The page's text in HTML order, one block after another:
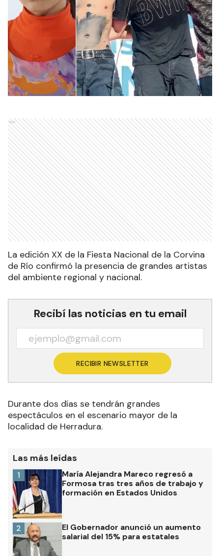
Ads
La edición XX de la Fiesta Nacional de la Corvina
de Río confirmó la presencia de grandes artistas
del ambiente regional y nacional.
Recibí las noticias en tu email
RECIBIR NEWSLETTER
Durante dos días se tendrán grandes
espectáculos en el escenario mayor de la
localidad de Herradura.
Las más leídas
María Alejandra Mareco regresó a
Formosa tras tres años de trabajo y
formación en Estados Unidos
1
El Gobernador anunció un aumento
salarial del 15% para estatales
2